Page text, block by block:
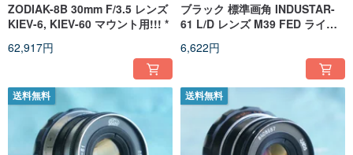
ZODIAK-8B 30mm F/3.5 レンズ
KIEV-6, KIEV-60 マウント用!!! *
62,917円
ブラック 標準画角 INDUSTAR-
61 L/D レンズ M39 FED ライカ
6,622円
送料無料 送料無料